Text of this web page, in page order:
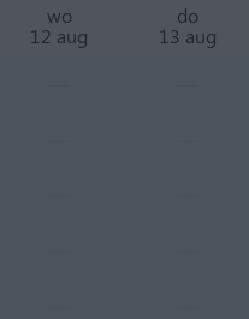
wo
12 aug
do
13 aug